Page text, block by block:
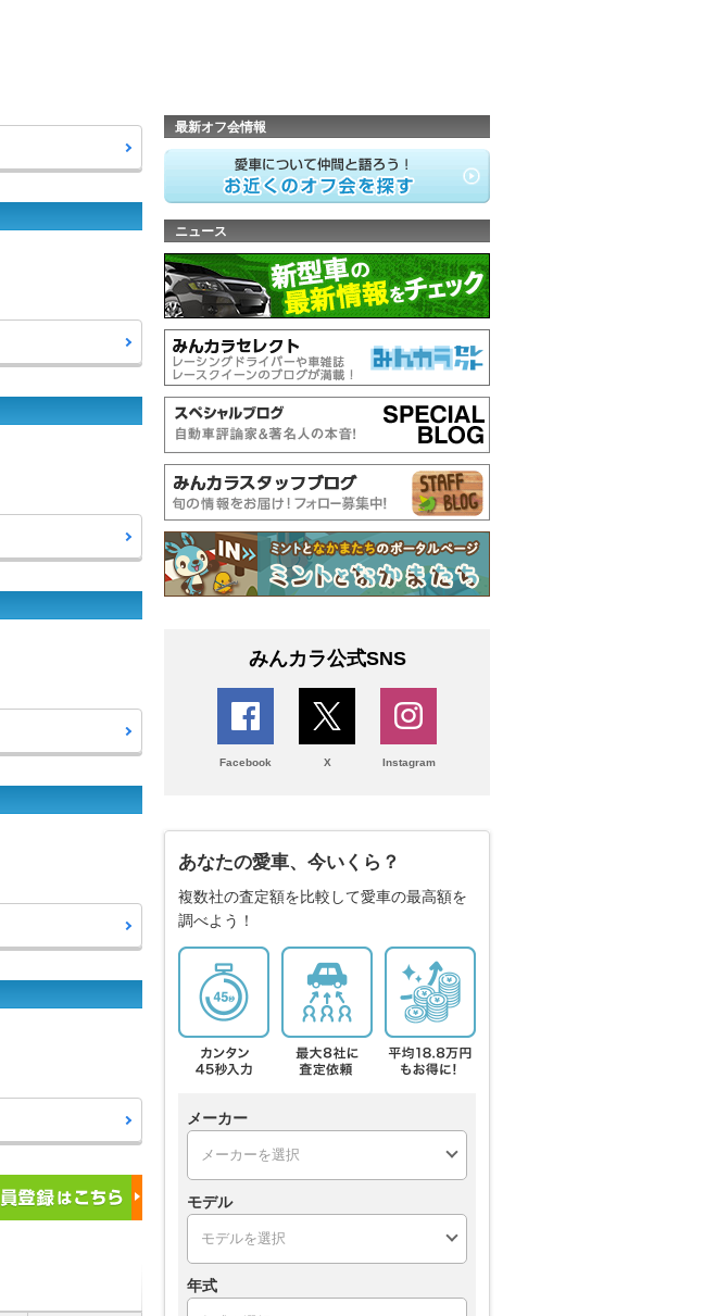
最新オフ会情報
ニュース
みんカラ公式SNS
Facebook X Instagram
あなたの愛車、今いくら？
複数社の査定額を比較して愛車の最高額を
調べよう！
メーカー
モデル
年式